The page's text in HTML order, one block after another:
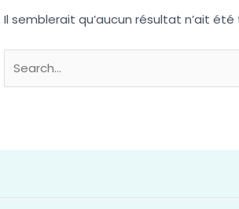
Il semblerait qu’aucun résultat n’ait